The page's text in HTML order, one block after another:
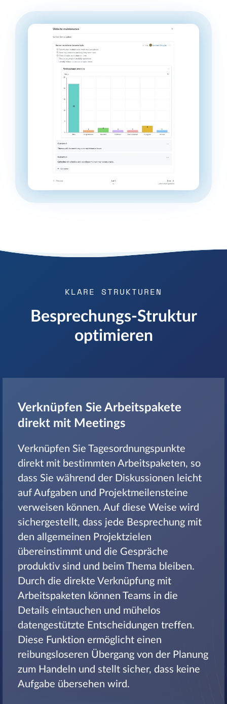
KLARE STRUKTUREN
Besprechungs-Struktur
optimieren
Verknüpfen Sie Arbeitspakete
direkt mit Meetings
Verknüpfen Sie Tagesordnungspunkte
direkt mit bestimmten Arbeitspaketen, so
dass Sie während der Diskussionen leicht
auf Aufgaben und Projektmeilensteine
verweisen können. Auf diese Weise wird
sichergestellt, dass jede Besprechung mit
den allgemeinen Projektzielen
übereinstimmt und die Gespräche
produktiv sind und beim Thema bleiben.
Durch die direkte Verknüpfung mit
Arbeitspaketen können Teams in die
Details eintauchen und mühelos
datengestützte Entscheidungen treffen.
Diese Funktion ermöglicht einen
reibungsloseren Übergang von der Planung
zum Handeln und stellt sicher, dass keine
Aufgabe übersehen wird.